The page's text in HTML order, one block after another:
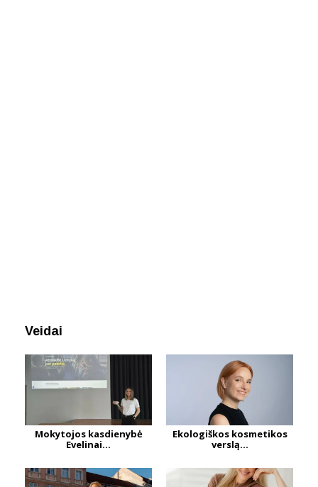
Veidai
Mokytojos kasdienybė
Evelinai...
Ekologiškos kosmetikos
verslą...